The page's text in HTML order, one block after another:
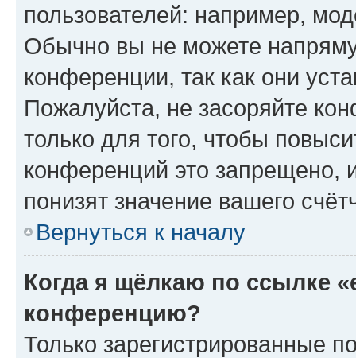
пользователей: например,
Обычно вы не можете
конференции, так как они
Пожалуйста, не засоряйте
только для того, чтобы
конференций это запрещено,
понизят значение вашего
Вернуться к началу
Когда я щёлкаю по ссылке
конференцию?
Только зарегистрированные